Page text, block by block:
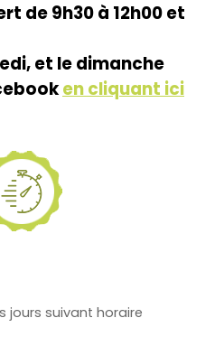
de 9h30 à 12h00 et
et le dimanche
en cliquant ici
jours suivant horaire